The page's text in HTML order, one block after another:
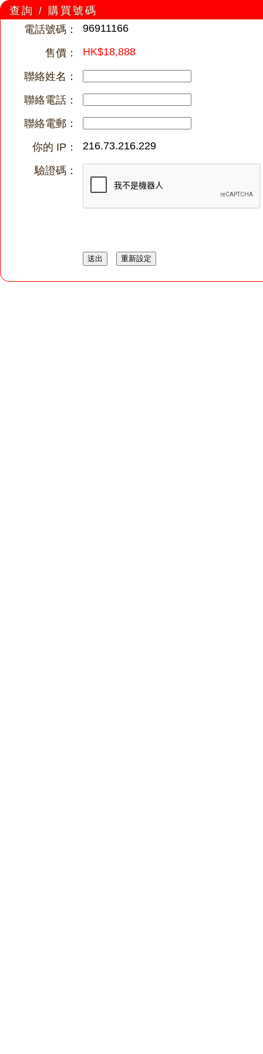
查詢 / 購買號碼
電話號碼：
96911166
售價： HK$18,888
聯絡姓名：
聯絡電話：
聯絡電郵：
你的 IP：
216.73.216.229
驗證碼：